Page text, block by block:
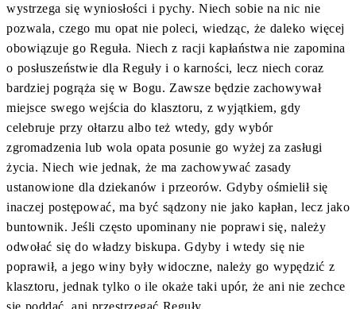
wystrzega się wyniosłości i pychy. Niech sobie na nic nie
pozwala, czego mu opat nie poleci, wiedząc, że daleko więcej
obowiązuje go Reguła. Niech z racji kapłaństwa nie zapomina
o posłuszeństwie dla Reguły i o karności, lecz niech coraz
bardziej pogrąża się w Bogu. Zawsze będzie zachowywał
miejsce swego wejścia do klasztoru, z wyjątkiem, gdy
celebruje przy ołtarzu albo też wtedy, gdy wybór
zgromadzenia lub wola opata posunie go wyżej za zasługi
życia. Niech wie jednak, że ma zachowywać zasady
ustanowione dla dziekanów i przeorów. Gdyby ośmielił się
inaczej postępować, ma być sądzony nie jako kapłan, lecz jako
buntownik. Jeśli często upominany nie poprawi się, należy
odwołać się do władzy biskupa. Gdyby i wtedy się nie
poprawił, a jego winy były widoczne, należy go wypędzić z
klasztoru, jednak tylko o ile okaże taki upór, że ani nie zechce
się poddać, ani przestrzegać Reguły.